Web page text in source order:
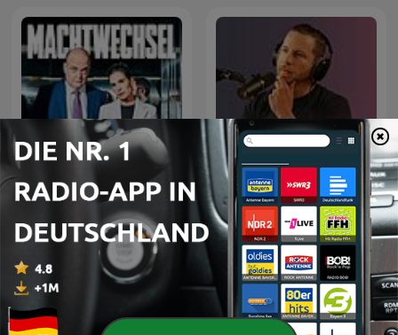
Machtwechsel
{ungeskriptet} - Der
Meinungsfreiheit
verpflichtet.